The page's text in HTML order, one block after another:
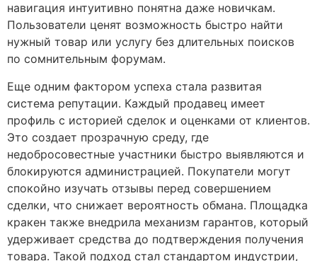
навигация интуитивно понятна даже новичкам.
Пользователи ценят возможность быстро найти
нужный товар или услугу без длительных поисков
по сомнительным форумам.
Еще одним фактором успеха стала развитая
система репутации. Каждый продавец имеет
профиль с историей сделок и оценками от клиентов.
Это создает прозрачную среду, где
недобросовестные участники быстро выявляются и
блокируются администрацией. Покупатели могут
спокойно изучать отзывы перед совершением
сделки, что снижает вероятность обмана. Площадка
кракен также внедрила механизм гарантов, который
удерживает средства до подтверждения получения
товара. Такой подход стал стандартом индустрии,